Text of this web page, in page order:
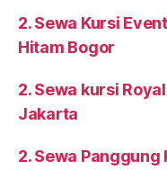
2. Sewa Kursi
Hitam Bogor
2. Sewa kursi
Jakarta
2. Sewa